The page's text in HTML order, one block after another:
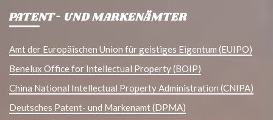
PATENT- UND MARKENÄMTER
Amt der Europäischen Union für geistiges Eigentum (EUIPO)
Benelux Office for Intellectual Property (BOIP)
China National Intellectual Property Administration (CNIPA)
Deutsches Patent- und Markenamt (DPMA)